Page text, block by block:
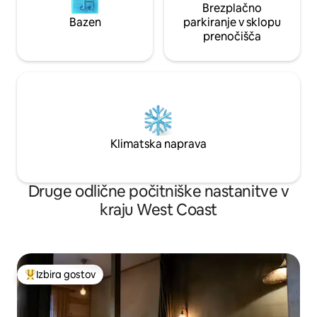
in uporaba motelov ter pralnica za goste.
</p> <p></p>Bazen
Brezplačno
parkiranje v sklopu
prenočišča
Klimatska naprava
Druge odlične počitniške nastanitve v
kraju West Coast
Najbolj priljubljena prenočišča z značko »Izbira gostov«
Izbira gostov